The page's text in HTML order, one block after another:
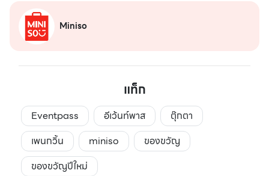
Miniso
แท็ก
Eventpass อีเว้นท์พาส
ตุ๊กตา
เพนกวิ้น
miniso
ของขวัญ
ของขวัญปีใหม่